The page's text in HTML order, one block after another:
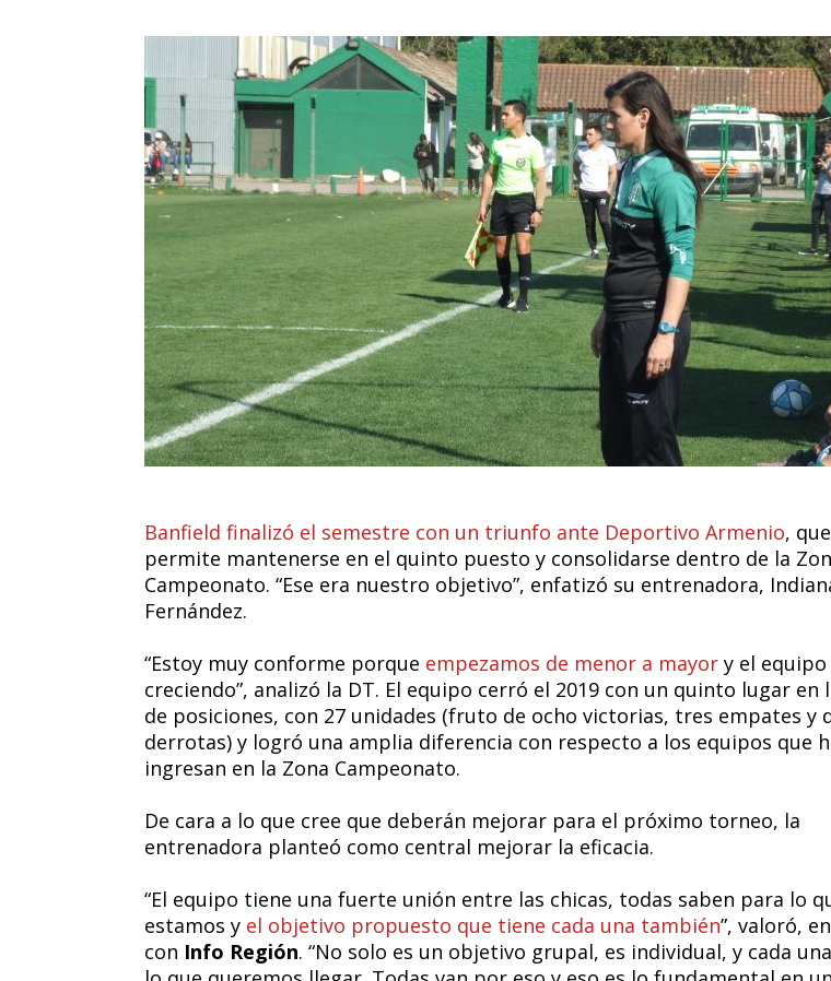
Banfield finalizó el semestre con un triunfo ante Deportivo Armenio,
permite mantenerse en el quinto puesto y consolidarse dentro de la
Campeonato. “Ese era nuestro objetivo”, enfatizó su entrenadora,
Fernández.
“Estoy muy conforme porque empezamos de menor a mayor y el
creciendo”, analizó la DT. El equipo cerró el 2019 con un quinto lugar en
de posiciones, con 27 unidades (fruto de ocho victorias, tres empates y
derrotas) y logró una amplia diferencia con respecto a los equipos que
ingresan en la Zona Campeonato.
De cara a lo que cree que deberán mejorar para el próximo torneo, la
entrenadora planteó como central mejorar la eficacia.
“El equipo tiene una fuerte unión entre las chicas, todas saben para lo
estamos y el objetivo propuesto que tiene cada una también”, valoró,
con Info Región. “No solo es un objetivo grupal, es individual, y cada